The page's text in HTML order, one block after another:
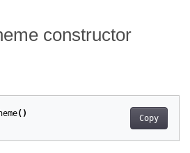
constructor
Copy
()